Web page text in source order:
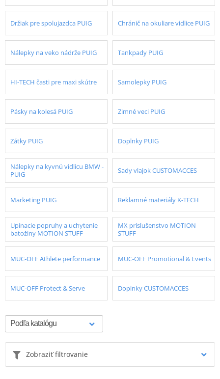
Držiak pre spolujazdca PUIG Chránič na okuliare vidlice PUIG
Nálepky na veko nádrže PUIG Tankpady PUIG
HI-TECH časti pre maxi skútre Samolepky PUIG
Pásky na kolesá PUIG Zimné veci PUIG
Zátky PUIG Doplnky PUIG
Nálepky na kyvnú vidlicu BMW -
PUIG
Sady vlajok CUSTOMACCES
Marketing PUIG Reklamné materiály K-TECH
Upínacie popruhy a uchytenie
batožiny MOTION STUFF
MX príslušenstvo MOTION
STUFF
MUC-OFF Athlete performance MUC-OFF Promotional & Events
MUC-OFF Protect & Serve Doplnky CUSTOMACCES
Zobraziť filtrovanie